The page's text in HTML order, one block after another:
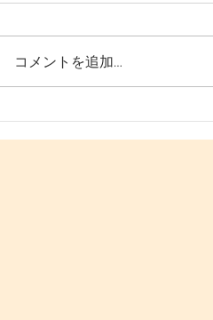
は“姿勢と回復力の低下”に
コメントを追加…